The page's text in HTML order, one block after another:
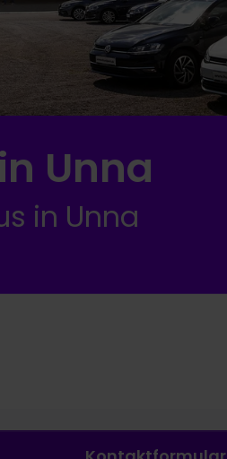
Unna
in Unna